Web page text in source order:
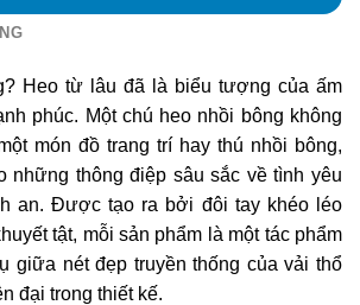
Heo từ lâu đã là biểu tượng của ấm
phúc. Một chú heo nhồi bông không
món đồ trang trí hay thú nhồi bông,
những thông điệp sâu sắc về tình yêu
an. Được tạo ra bởi đôi tay khéo léo
tật, mỗi sản phẩm là một tác phẩm
giữa nét đẹp truyền thống của vải thổ
đại trong thiết kế.